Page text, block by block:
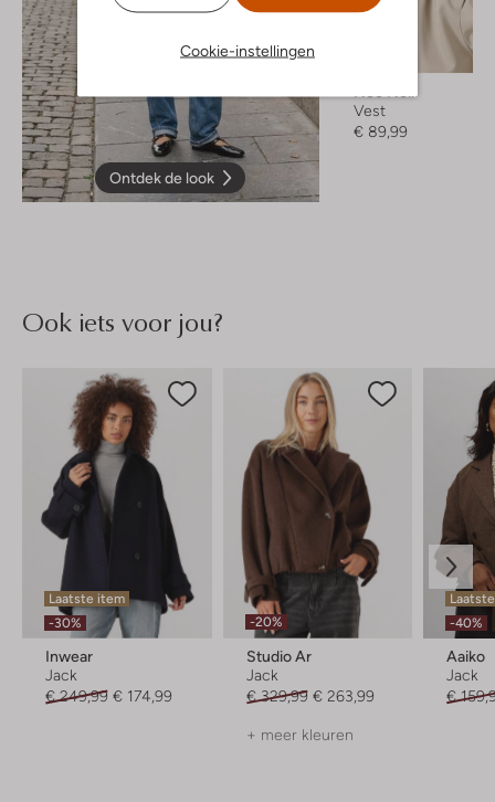
Cookie-instellingen
Ontdek de look
Vest
€ 89,99
Ook iets voor jou?
Laatste item
-30%
Inwear
Jack
€ 249,99 € 174,99
-20%
Studio Ar
Jack
€ 329,99 € 263,99
+ meer kleuren
-40%
Aaiko
Jack
€